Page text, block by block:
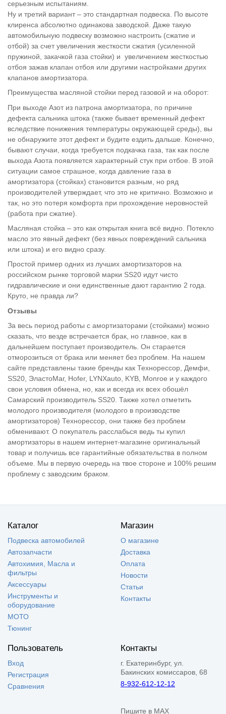
серьезным испытаниям.
Ну и третий вариант – это стандартная подвеска. По высоте
клиренса абсолютно одинакова заводской. Даже такую
автомобильную подвеску возможно настроить (сжатие и
отбой) за счет увеличения жесткости сжатия (усиленной
пружиной, закачкой газа стойки) и увеличением жесткостью
отбоя зажав клапан отбоя или другими настройками других
клапанов амортизатора.
Преимущества масляной стойки перед газовой и на оборот:
При выходе Азот из патрона амортизатора, по причине
дефекта сальника штока (также бывает временный дефект
вследствие понижения температуры окружающей среды), вы
не обнаружите этот дефект и будите ездить дальше. Конечно,
бывают случаи, когда требуется подкачка газа, так как после
выхода Азота появляется характерный стук при отбое. В этой
ситуации самое страшное, когда давление газа в
амортизатора (стойках) становится разным, но ряд
производителей утверждает, что это не критично. Возможно и
так, но это потеря комфорта при прохождение неровностей
(работа при сжатие).
Масляная стойка – это как открытая книга всё видно. Потекло
масло это явный дефект (без явных повреждений сальника
или штока) и его видно сразу.
Простой пример одних из лучших амортизаторов на
российском рынке торговой марки SS20 идут чисто
гидравлические и они единственные дают гарантию 2 года.
Круто, не правда ли?
Отзывы
За весь период работы с амортизаторами (стойками) можно
сказать, что везде встречается брак, но главное, как в
дальнейшем поступает производитель. Он старается
отморозиться от брака или меняет без проблем. На нашем
сайте представлены такие бренды как Технорессор, Демфи,
SS20, ЭластоМаг, Hofer, LYNXauto, KYB, Monroe и у каждого
свои условия обмена, но, как и всегда их всех обошёл
Самарский производитель SS20. Также хотел отметить
молодого производителя (молодого в производстве
амортизаторов) Технорессор, они также без проблем
обменивают. О покупатель расслабься ведь ты купил
амортизаторы в нашем интернет-магазине оригинальный
товар и получишь все гарантийные обязательства в полном
объеме. Мы в первую очередь на твое стороне и 100% решим
проблему с заводским браком.
Каталог
Подвеска автомобилей
Автозапчасти
Автохимия, Масла и
фильтры
Аксессуары
Инструменты и
оборудование
МОТО
Тюнинг
Магазин
О магазине
Доставка
Оплата
Новости
Статьи
Контакты
Пользователь
Вход
Регистрация
Сравнения
Контакты
г. Екатеринбург, ул.
Бакинских комиссаров, 68
8-932-612-12-12
Пишите в MAX